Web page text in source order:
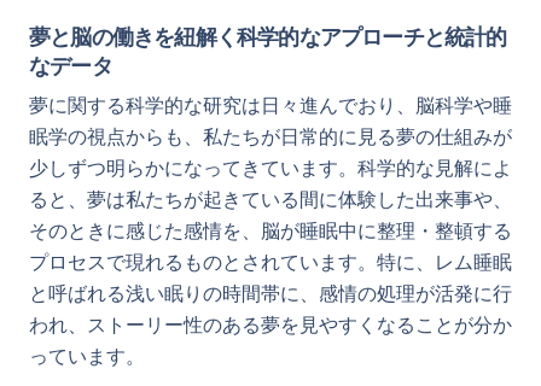
夢と脳の働きを紐解く科学的なアプローチと統計的
なデータ
夢に関する科学的な研究は日々進んでおり、脳科学や睡
眠学の視点からも、私たちが日常的に見る夢の仕組みが
少しずつ明らかになってきています。科学的な見解によ
ると、夢は私たちが起きている間に体験した出来事や、
そのときに感じた感情を、脳が睡眠中に整理・整頓する
プロセスで現れるものとされています。特に、レム睡眠
と呼ばれる浅い眠りの時間帯に、感情の処理が活発に行
われ、ストーリー性のある夢を見やすくなることが分か
っています。